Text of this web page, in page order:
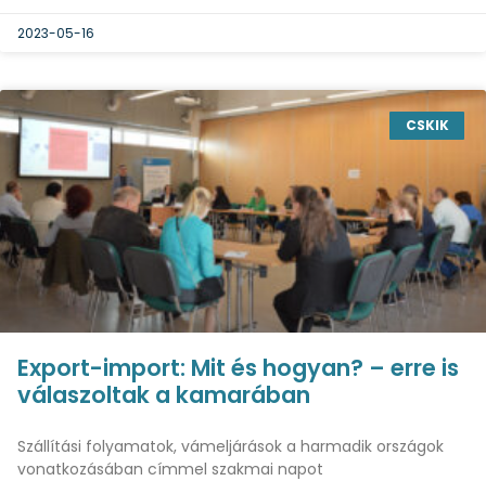
2023-05-16
CSKIK
Export-import: Mit és hogyan? – erre is
válaszoltak a kamarában
Szállítási folyamatok, vámeljárások a harmadik országok
vonatkozásában címmel szakmai napot